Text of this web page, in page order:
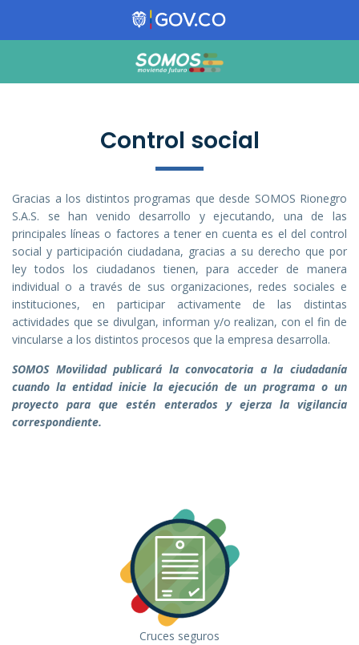
Control social
Gracias a los distintos programas que desde SOMOS Rionegro
S.A.S. se han venido desarrollo y ejecutando, una de las
principales líneas o factores a tener en cuenta es el del control
social y participación ciudadana, gracias a su derecho que por
ley todos los ciudadanos tienen, para acceder de manera
individual o a través de sus organizaciones, redes sociales e
instituciones, en participar activamente de las distintas
actividades que se divulgan, informan y/o realizan, con el fin de
vincularse a los distintos procesos que la empresa desarrolla.
SOMOS Movilidad publicará la convocatoria a la ciudadanía
cuando la entidad inicie la ejecución de un programa o un
proyecto para que estén enterados y ejerza la vigilancia
correspondiente.
Cruces seguros